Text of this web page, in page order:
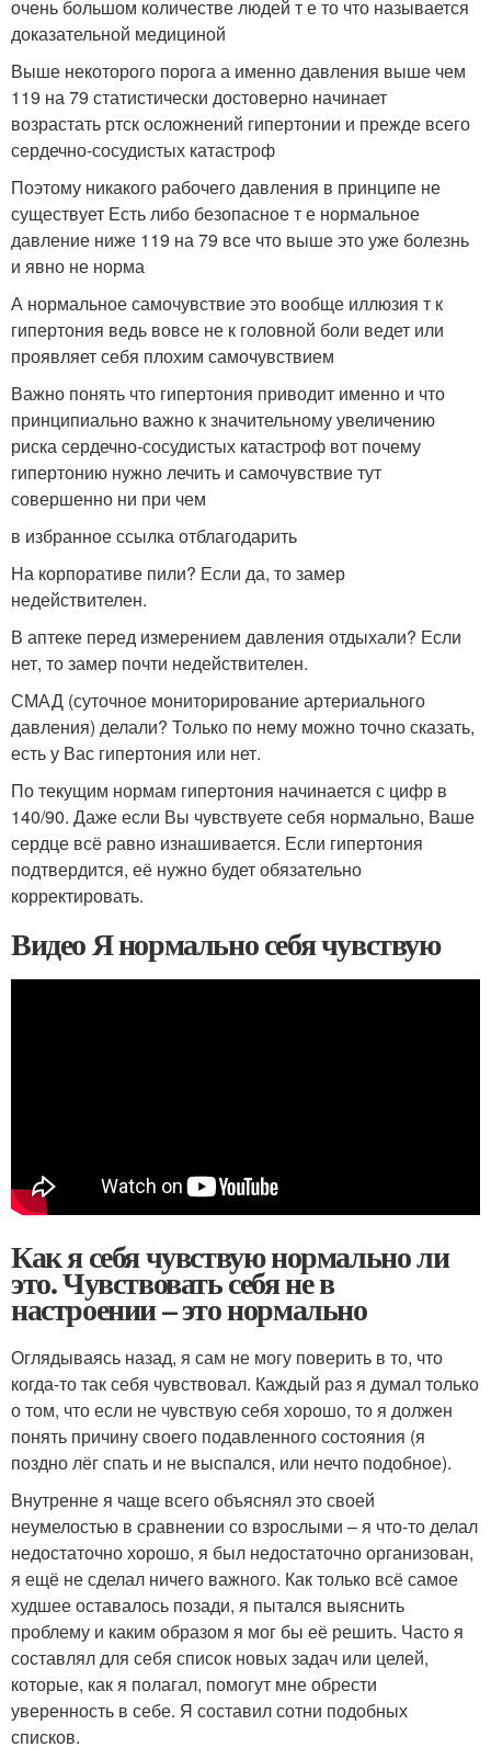
очень большом количестве людей т е то что называется
доказательной медициной
Выше некоторого порога а именно давления выше чем
119 на 79 статистически достоверно начинает
возрастать ртск осложнений гипертонии и прежде всего
сердечно-сосудистых катастроф
Поэтому никакого рабочего давления в принципе не
существует Есть либо безопасное т е нормальное
давление ниже 119 на 79 все что выше это уже болезнь
и явно не норма
А нормальное самочувствие это вообще иллюзия т к
гипертония ведь вовсе не к головной боли ведет или
проявляет себя плохим самочувствием
Важно понять что гипертония приводит именно и что
принципиально важно к значительному увеличению
риска сердечно-сосудистых катастроф вот почему
гипертонию нужно лечить и самочувствие тут
совершенно ни при чем
в избранное ссылка отблагодарить
На корпоративе пили? Если да, то замер
недействителен.
В аптеке перед измерением давления отдыхали? Если
нет, то замер почти недействителен.
СМАД (суточное мониторирование артериального
давления) делали? Только по нему можно точно сказать,
есть у Вас гипертония или нет.
По текущим нормам гипертония начинается с цифр в
140/90. Даже если Вы чувствуете себя нормально, Ваше
сердце всё равно изнашивается. Если гипертония
подтвердится, её нужно будет обязательно
корректировать.
Видео Я нормально себя чувствую
Как я себя чувствую нормально ли
это. Чувствовать себя не в
настроении – это нормально
Оглядываясь назад, я сам не могу поверить в то, что
когда-то так себя чувствовал. Каждый раз я думал только
о том, что если не чувствую себя хорошо, то я должен
понять причину своего подавленного состояния (я
поздно лёг спать и не выспался, или нечто подобное).
Внутренне я чаще всего объяснял это своей
неумелостью в сравнении со взрослыми – я что-то делал
недостаточно хорошо, я был недостаточно организован,
я ещё не сделал ничего важного. Как только всё самое
худшее оставалось позади, я пытался выяснить
проблему и каким образом я мог бы её решить. Часто я
составлял для себя список новых задач или целей,
которые, как я полагал, помогут мне обрести
уверенность в себе. Я составил сотни подобных
списков.